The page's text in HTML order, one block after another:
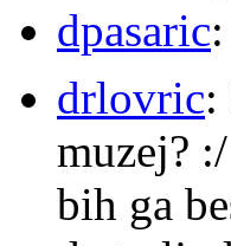
dpasaric
drlovric:
muzej?
bih ga